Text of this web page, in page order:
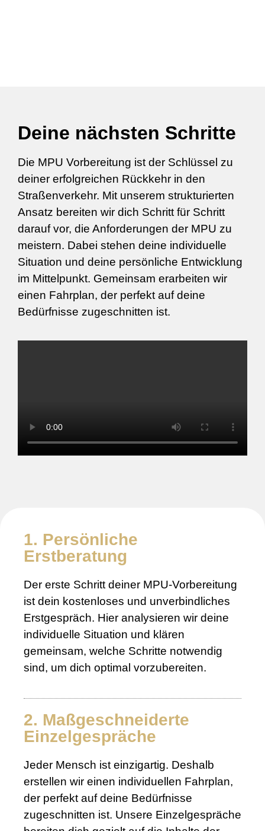
Deine nächsten Schritte
Die MPU Vorbereitung ist der Schlüssel zu
deiner erfolgreichen Rückkehr in den
Straßenverkehr. Mit unserem strukturierten
Ansatz bereiten wir dich Schritt für Schritt
darauf vor, die Anforderungen der MPU zu
meistern. Dabei stehen deine individuelle
Situation und deine persönliche Entwicklung
im Mittelpunkt. Gemeinsam erarbeiten wir
einen Fahrplan, der perfekt auf deine
Bedürfnisse zugeschnitten ist.
1. Persönliche
Erstberatung
Der erste Schritt deiner MPU-Vorbereitung
ist dein kostenloses und unverbindliches
Erstgespräch. Hier analysieren wir deine
individuelle Situation und klären
gemeinsam, welche Schritte notwendig
sind, um dich optimal vorzubereiten.
2. Maßgeschneiderte
Einzelgespräche
Jeder Mensch ist einzigartig. Deshalb
erstellen wir einen individuellen Fahrplan,
der perfekt auf deine Bedürfnisse
zugeschnitten ist. Unsere Einzelgespräche